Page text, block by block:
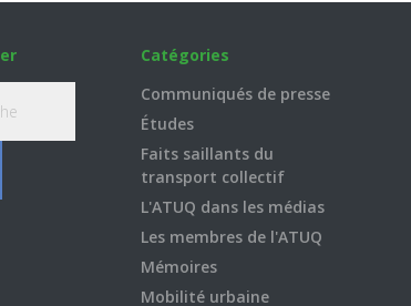
Catégories
Communiqués de presse
Études
Faits saillants du
transport collectif
L'ATUQ dans les médias
Les membres de l'ATUQ
Mémoires
Mobilité urbaine